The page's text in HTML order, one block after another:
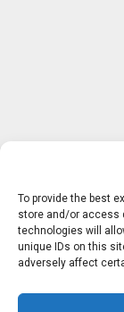
To provide the best
store and/or access
technologies will
unique IDs on this
adversely affect